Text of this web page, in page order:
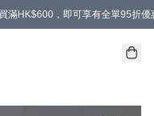
HK$600，即可享有全單95折優
物滿HK$680(折扣後），可享有